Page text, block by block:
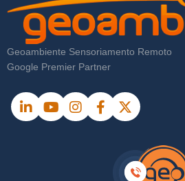
Geoambiente Sensoriamento Remoto
Google Premier Partner